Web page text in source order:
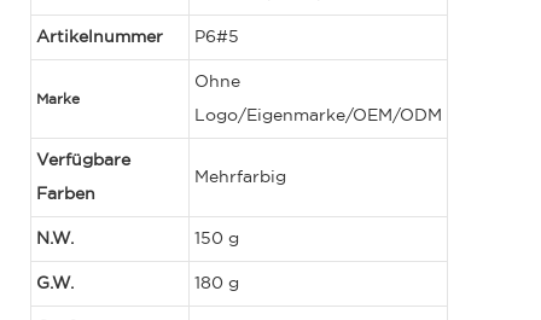
Artikelnummer P6#5
Marke
Ohne
Logo/Eigenmarke/OEM/ODM
Verfügbare
Farben
Mehrfarbig
N.W. 150 g
G.W. 180 g